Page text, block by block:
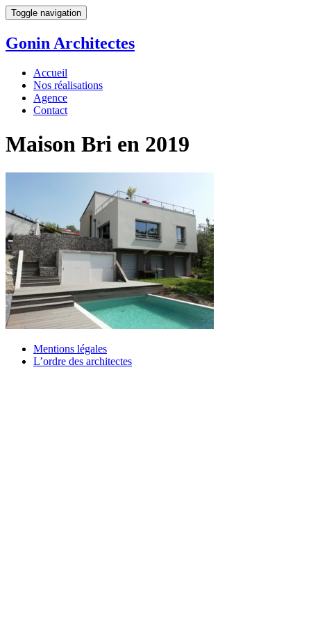
Toggle navigation
Gonin Architectes
Accueil
Nos réalisations
Agence
Contact
Maison Bri en 2019
Mentions légales
L’ordre des architectes